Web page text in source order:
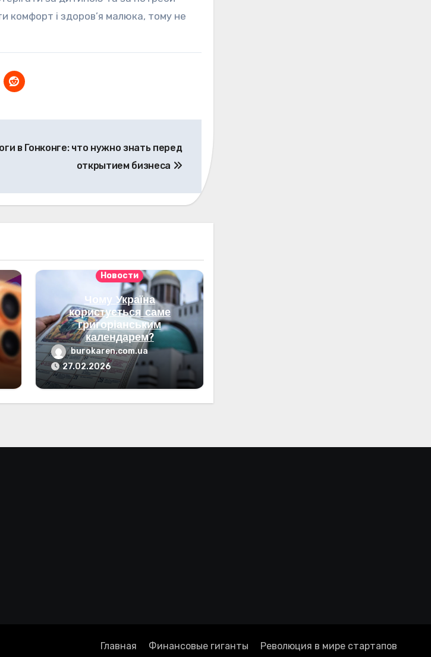
комфорт і здоров’я малюка, тому не
в Гонконге: что нужно знать перед
открытием бизнеса
Новости
Чому Україна
користується саме
григоріанським
календарем?
burokaren.com.ua
27.02.2026
Главная Финансовые гиганты Революция в мире стартапов